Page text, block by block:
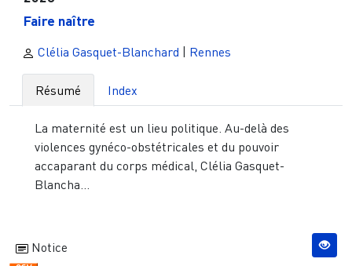
Faire naître
Clélia Gasquet-Blanchard | Rennes
Résumé Index
La maternité est un lieu politique. Au-delà des
violences gynéco-obstétricales et du pouvoir
accaparant du corps médical, Clélia Gasquet-
Blancha...
Notice